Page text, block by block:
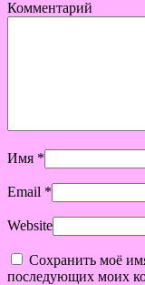
Комментарий
Имя *
Email *
Website
Сохранить моё
последующих моих